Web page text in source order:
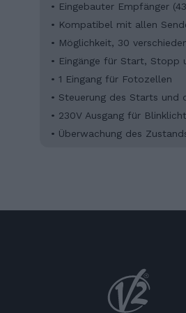
• Eingebauter Empfänger
• Kompatibel mit allen
• Möglichkeit, 30
• Eingänge für Start, Stopp
• 1 Eingang für Fotozellen
• Steuerung des Starts und
• 230V Ausgang für
• Überwachung des